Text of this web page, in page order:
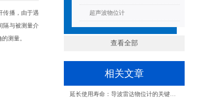
超声波物位计
查看全部
相关文章
延长使用寿命：导波雷达物位计的关键保养技巧！
传播，由于遇
隔与被测量介
测量。